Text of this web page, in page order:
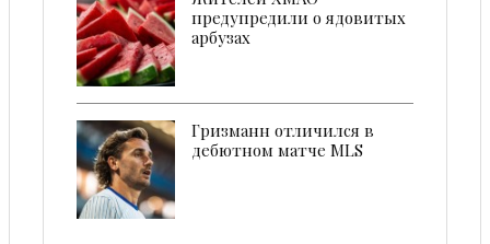
предупредили о ядовитых
арбузах
Гризманн отличился в
дебютном матче MLS